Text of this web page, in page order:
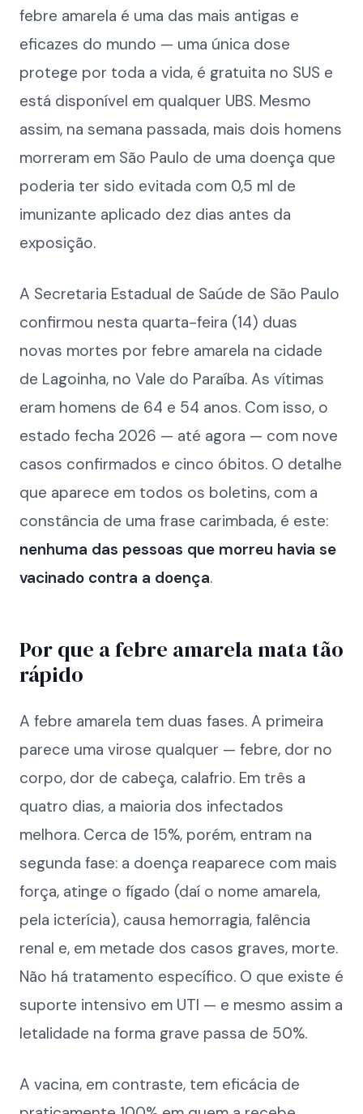
febre amarela é uma das mais antigas e
eficazes do mundo — uma única dose
protege por toda a vida, é gratuita no SUS e
está disponível em qualquer UBS. Mesmo
assim, na semana passada, mais dois homens
morreram em São Paulo de uma doença que
poderia ter sido evitada com 0,5 ml de
imunizante aplicado dez dias antes da
exposição.
A Secretaria Estadual de Saúde de São Paulo
confirmou nesta quarta-feira (14) duas
novas mortes por febre amarela na cidade
de Lagoinha, no Vale do Paraíba. As vítimas
eram homens de 64 e 54 anos. Com isso, o
estado fecha 2026 — até agora — com nove
casos confirmados e cinco óbitos. O detalhe
que aparece em todos os boletins, com a
constância de uma frase carimbada, é este:
nenhuma das pessoas que morreu havia se
vacinado contra a doença.
Por que a febre amarela mata tão
rápido
A febre amarela tem duas fases. A primeira
parece uma virose qualquer — febre, dor no
corpo, dor de cabeça, calafrio. Em três a
quatro dias, a maioria dos infectados
melhora. Cerca de 15%, porém, entram na
segunda fase: a doença reaparece com mais
força, atinge o fígado (daí o nome amarela,
pela icterícia), causa hemorragia, falência
renal e, em metade dos casos graves, morte.
Não há tratamento específico. O que existe é
suporte intensivo em UTI — e mesmo assim a
letalidade na forma grave passa de 50%.
A vacina, em contraste, tem eficácia de